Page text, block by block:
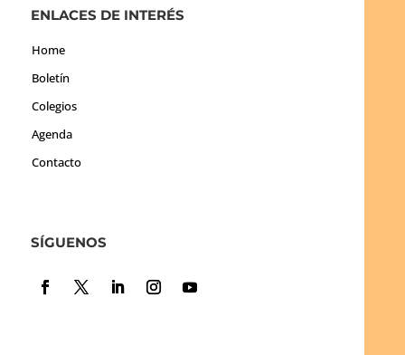
ENLACES DE INTERÉS
Home
Boletín
Colegios
Agenda
Contacto
SÍGUENOS